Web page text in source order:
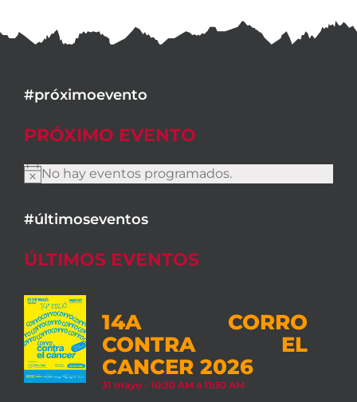
#próximoevento
PRÓXIMO EVENTO
Aviso
No hay eventos programados.
#últimoseventos
ÚLTIMOS EVENTOS
14A CORRO
CONTRA EL
CANCER 2026
31 mayo - 10:30 AMa 11:30 AM